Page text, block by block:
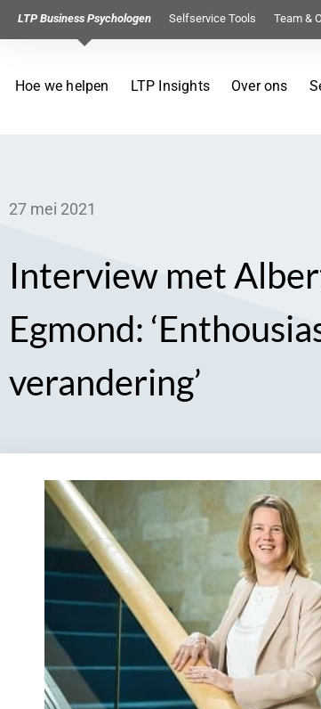
LTP Business Psychologen Selfservice Tools Team &
Hoe we helpen LTP Insights Over ons
27 mei 2021
Interview met
Egmond:
verandering’